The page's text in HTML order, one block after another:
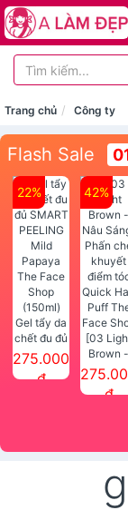
Trang chủ Công ty
Flash Sale
22%
Gel tẩy da
chết đu đủ
SMART
PEELING
275.000
đ
42%
[03
Brown -
Nâu
Phấn che
đ